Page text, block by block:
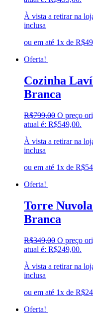
À vista a retirar na
inclusa
ou em até 1x de
Oferta!
Cozinha
Branca
R$799,00 O preço
atual é: R$549,00.
À vista a retirar na
inclusa
ou em até 1x de
Oferta!
Torre
Branca
R$349,00 O preço
atual é: R$249,00.
À vista a retirar na
inclusa
ou em até 1x de
Oferta!